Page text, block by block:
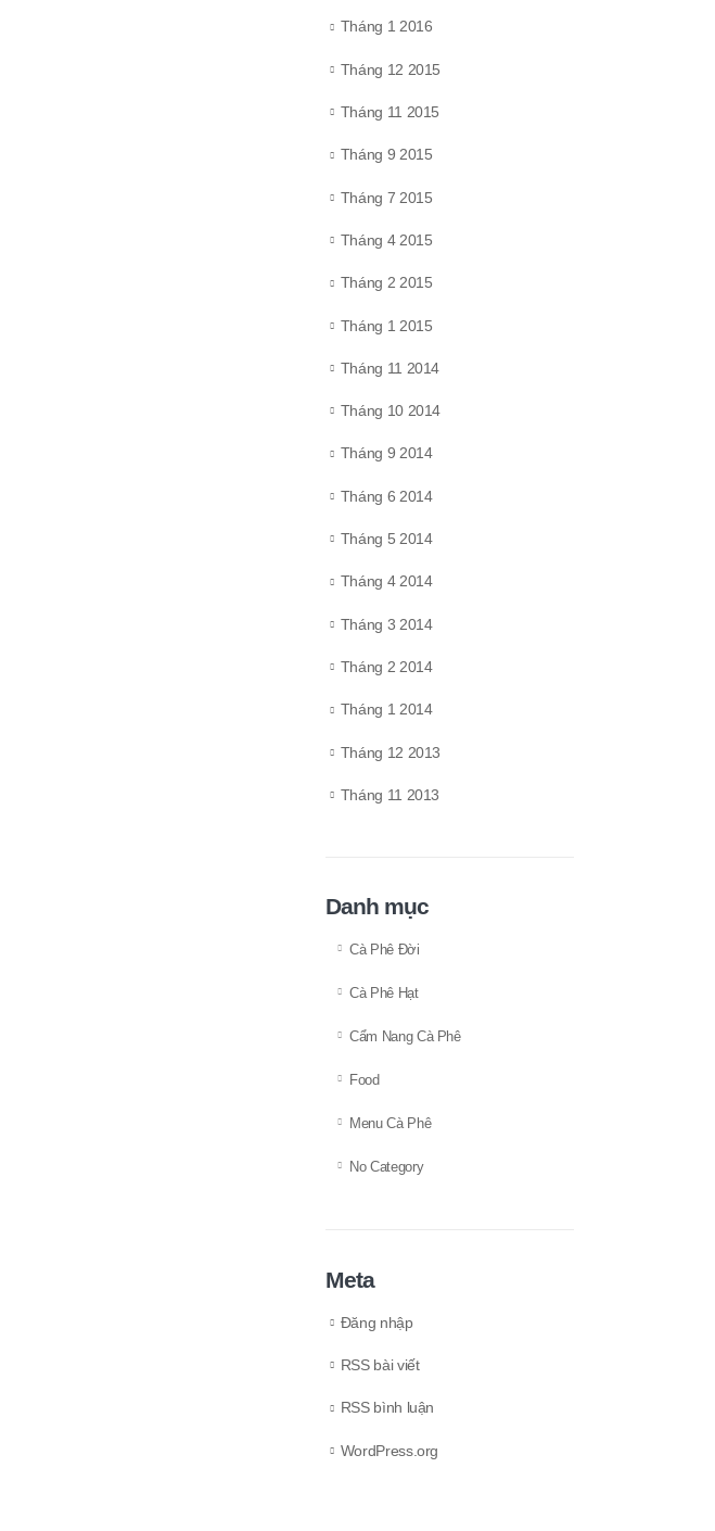
Tháng 1 2016
Tháng 12 2015
Tháng 11 2015
Tháng 9 2015
Tháng 7 2015
Tháng 4 2015
Tháng 2 2015
Tháng 1 2015
Tháng 11 2014
Tháng 10 2014
Tháng 9 2014
Tháng 6 2014
Tháng 5 2014
Tháng 4 2014
Tháng 3 2014
Tháng 2 2014
Tháng 1 2014
Tháng 12 2013
Tháng 11 2013
Danh mục
Cà Phê Đời
Cà Phê Hạt
Cẩm Nang Cà Phê
Food
Menu Cà Phê
No Category
Meta
Đăng nhập
RSS bài viết
RSS bình luận
WordPress.org